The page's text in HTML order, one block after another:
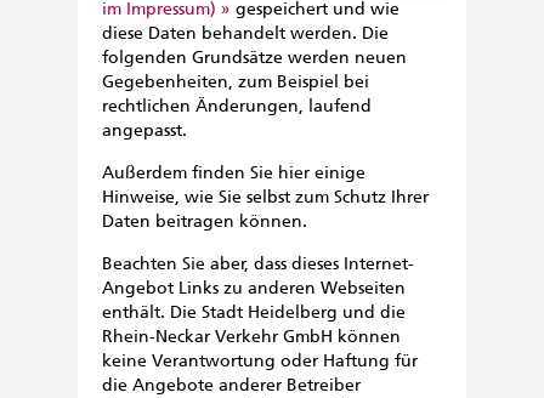
im Impressum)
gespeichert und wie
diese Daten behandelt werden. Die
folgenden Grundsätze werden neuen
Gegebenheiten, zum Beispiel bei
rechtlichen Änderungen, laufend
angepasst.
Außerdem finden Sie hier einige
Hinweise, wie Sie selbst zum Schutz Ihrer
Daten beitragen können.
Beachten Sie aber, dass dieses Internet-
Angebot Links zu anderen Webseiten
enthält. Die Stadt Heidelberg und die
Rhein-Neckar Verkehr GmbH können
keine Verantwortung oder Haftung für
die Angebote anderer Betreiber